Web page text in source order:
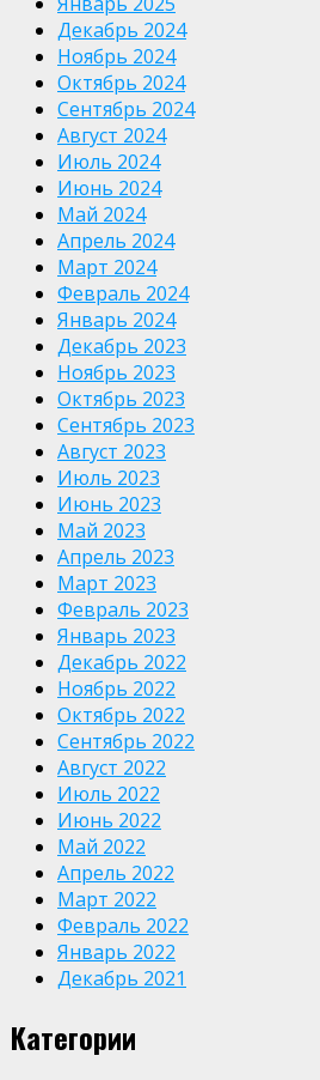
Декабрь 2024
Ноябрь 2024
Октябрь 2024
Сентябрь 2024
Август 2024
Июль 2024
Июнь 2024
Май 2024
Апрель 2024
Март 2024
Февраль 2024
Январь 2024
Декабрь 2023
Ноябрь 2023
Октябрь 2023
Сентябрь 2023
Август 2023
Июль 2023
Июнь 2023
Май 2023
Апрель 2023
Март 2023
Февраль 2023
Январь 2023
Декабрь 2022
Ноябрь 2022
Октябрь 2022
Сентябрь 2022
Август 2022
Июль 2022
Июнь 2022
Май 2022
Апрель 2022
Март 2022
Февраль 2022
Январь 2022
Декабрь 2021
Категории